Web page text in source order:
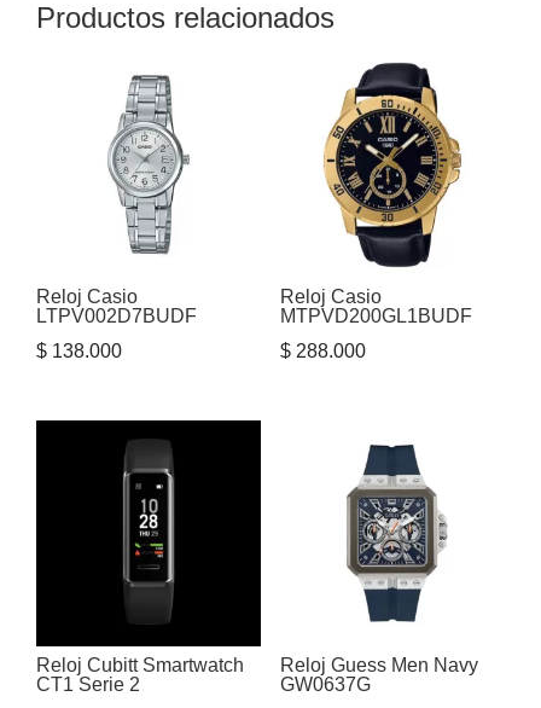
Productos relacionados
Reloj Casio
LTPV002D7BUDF
$ 138.000
Reloj Casio
MTPVD200GL1BUDF
$288.000
Reloj Cubitt Smartwatch
CT1 Serie 2
Reloj Guess Men Navy
GW0637G